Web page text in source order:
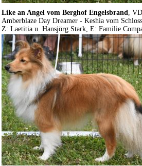
Like an Angel vom Berghof Engelsbrand,
Amberblaze Day Dreamer - Keshia vom
Z: Laetitia u. Hansjörg Stark, E: Familie